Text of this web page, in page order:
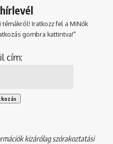
Iratkozz fel a MiNők
gombra kattintva!"
cím:
kizárólag szórakoztatási